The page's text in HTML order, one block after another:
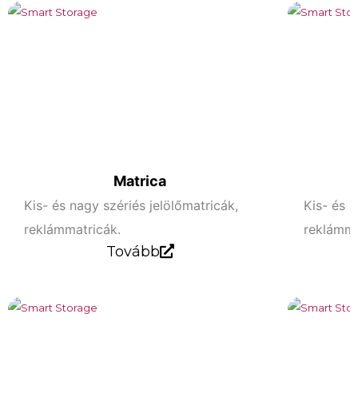
Matrica
Kis- és nagy szériés jelölőmatricák,
reklámmatricák.
Tovább
Kis- és